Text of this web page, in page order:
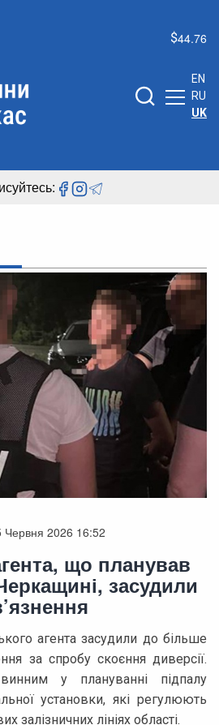
44.76
EN
RU
UK
Червня 2026 16:52
що планував
засудили
агента засудили до більше
за спробу скоєння диверсії.
у плануванні підпалу
установки, які регулюють
залізничних лініях області.